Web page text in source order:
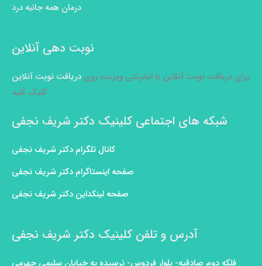
درمان همه جانبه درد
نوبت دهی آنلاین
برای دریافت نوبت آنلاین یا اینترنتی ویزیت روی دریافت نوبت آنلاین
کلیک کنید
شبکه های اجتماعی کلینیک دکتر شریف نجفی
کانال تلگرام دکتر شریف نجفی
صفحه اینستاگرام دکتر شریف نجفی
صفحه لینکداین دکتر شریف نجفی
آدرس و تلفن کلینیک دکتر شریف نجفی